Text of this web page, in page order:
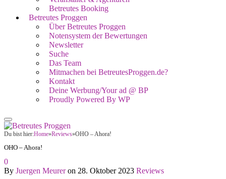
Betreutes Booking
Betreutes Proggen
Über Betreutes Proggen
Notensystem der Bewertungen
Newsletter
Suche
Das Team
Mitmachen bei BetreutesProggen.de?
Kontakt
Deine Werbung/Your ad @ BP
Proudly Powered By WP
Du bist hier:Home»Reviews»OHO – Ahora!
OHO – Ahora!
0
By Juergen Meurer on 28. Oktober 2023 Reviews